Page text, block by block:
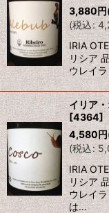
3,880円
(税込:
IRIA
リシア
ウレイ
イリア
[4364]
4,580円
(税込:
IRIA
リシア
ウレイ
は…